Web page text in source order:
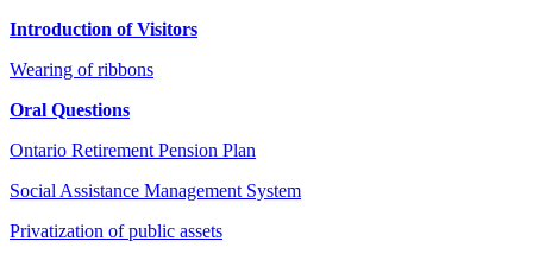
Introduction of Visitors
Wearing of ribbons
Oral Questions
Ontario Retirement Pension Plan
Social Assistance Management System
Privatization of public assets